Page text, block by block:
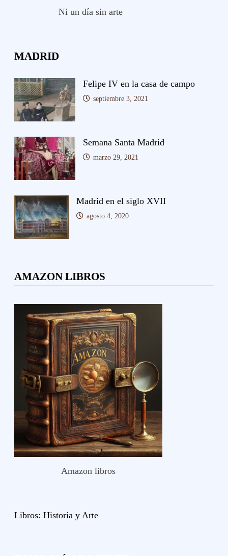
Ni un día sin arte
MADRID
Felipe IV en la casa de campo
septiembre 3, 2021
Semana Santa Madrid
marzo 29, 2021
Madrid en el siglo XVII
agosto 4, 2020
AMAZON LIBROS
Amazon libros
Libros: Historia y Arte